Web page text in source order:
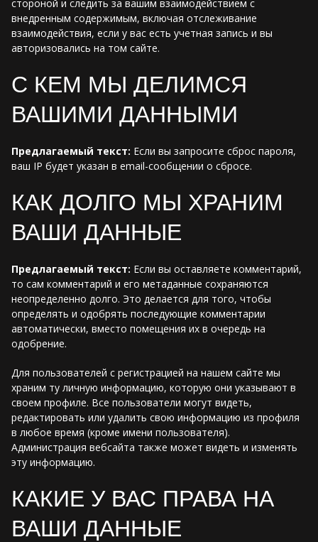
стороной и следить за вашим взаимодействием с
внедренным содержимым, включая отслеживание
взаимодействия, если у вас есть учетная запись и вы
авторизовались на том сайте.
С КЕМ МЫ ДЕЛИМСЯ
ВАШИМИ ДАННЫМИ
Предлагаемый текст: Если вы запросите сброс пароля,
ваш IP будет указан в email-сообщении о сбросе.
КАК ДОЛГО МЫ ХРАНИМ
ВАШИ ДАННЫЕ
Предлагаемый текст: Если вы оставляете комментарий,
то сам комментарий и его метаданные сохраняются
неопределенно долго. Это делается для того, чтобы
определять и одобрять последующие комментарии
автоматически, вместо помещения их в очередь на
одобрение.
Для пользователей с регистрацией на нашем сайте мы
храним ту личную информацию, которую они указывают в
своем профиле. Все пользователи могут видеть,
редактировать или удалить свою информацию из профиля
в любое время (кроме имени пользователя).
Администрация вебсайта также может видеть и изменять
эту информацию.
КАКИЕ У ВАС ПРАВА НА
ВАШИ ДАННЫЕ